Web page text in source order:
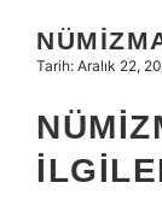
Hakkımızda
Tarih: Aralık 22,